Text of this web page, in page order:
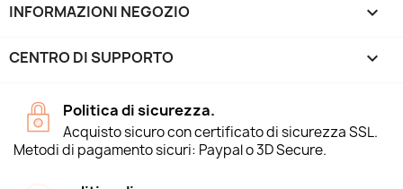
INFORMAZIONI NEGOZIO keyboard_arrow_down
CENTRO DI SUPPORTO 
Politica di sicurezza.
Acquisto sicuro con certificato di sicurezza SSL.
Metodi di pagamento sicuri: Paypal o 3D Secure.